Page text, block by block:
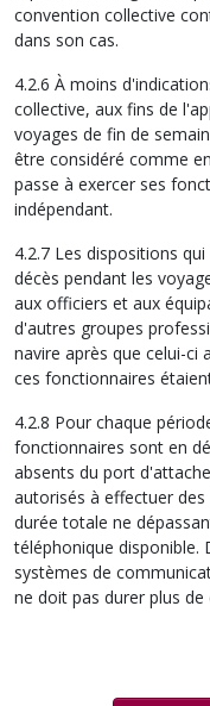
convention collective
dans son cas.
4.2.6 À moins
collective, aux fins de
voyages de fin de
être considéré comme
passe à exercer ses
indépendant.
4.2.7 Les dispositions
décès pendant les
aux officiers et aux
d'autres groupes
navire après que celui-
ces fonctionnaires
4.2.8 Pour chaque
fonctionnaires sont en
absents du port
autorisés à effectuer
durée totale ne
téléphonique disponible.
systèmes de
ne doit pas durer plus de